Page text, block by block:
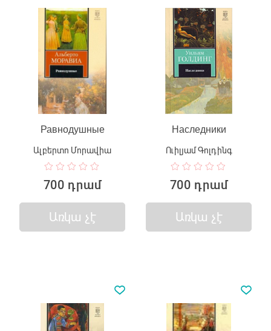
Равнодушные
Ալբերտո Մորավիա
700 դրամ
Առկա չէ
Наследники
Ուիլյամ Գոլդինգ
700 դրամ
Առկա չէ